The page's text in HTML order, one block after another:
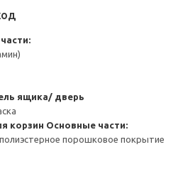
ящика/ дверь
корзин Основные части:
порошковое покрытие